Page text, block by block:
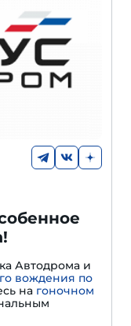
Автодрома и
вождения по
на гоночном